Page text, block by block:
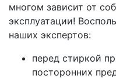
многом зависит от
эксплуатации!
наших экспертов:
перед стиркой
посторонних